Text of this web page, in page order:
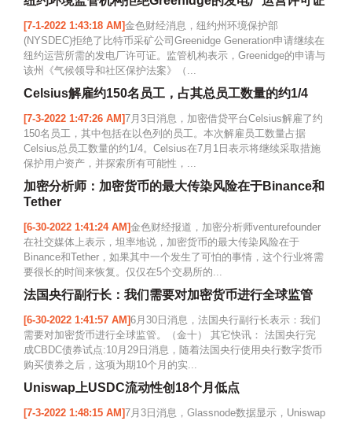
[7-1-2022 1:43:18 AM]金色财经消息，纽约州环境保护部
(NYSDEC)拒绝了比特币采矿公司Greenidge Generation申请继续在
纽约运营所需的发电厂许可证。监管机构表示，Greenidge的申请与
该州《气候领导和社区保护法案》（...
Celsius解雇约150名员工，占其总员工数量的约1/4
[7-3-2022 1:47:26 AM]7月3日消息，加密借贷平台Celsius解雇了约
150名员工，其中包括在以色列的员工。本次解雇员工数量占据
Celsius总员工数量的约1/4。Celsius在7月1日表示将继续采取措施
保护用户资产，并探索所有可能性，...
加密分析师：加密货币的最大传染风险在于Binance和
Tether
[6-30-2022 1:41:24 AM]金色财经报道，加密分析师venturefounder
在社交媒体上表示，坦率地说，加密货币的最大传染风险在于
Binance和Tether，如果其中一个发生了可怕的事情，这个行业将需
要很长的时间来恢复。仅仅在5个交易所的...
法国央行副行长：我们需要对加密货币进行全球监管
[6-30-2022 1:41:57 AM]6月30日消息，法国央行副行长表示：我们
需要对加密货币进行全球监管。（金十） 其它快讯： 法国央行完
成CBDC债券试点:10月29日消息，随着法国央行使用央行数字货币
购买债券之后，这项为期10个月的实...
Uniswap上USDC流动性创18个月低点
[7-3-2022 1:48:15 AM]7月3日消息，Glassnode数据显示，Uniswap